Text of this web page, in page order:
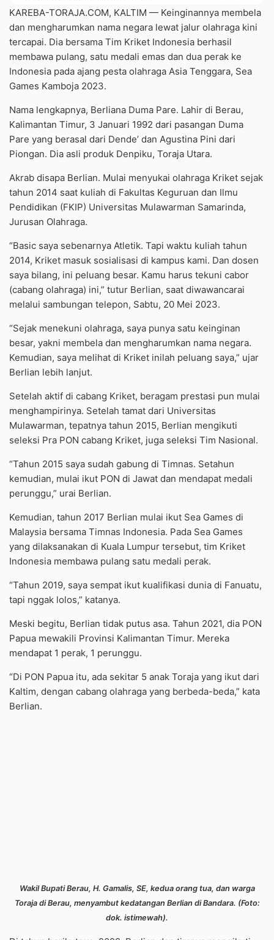
KAREBA-TORAJA.COM, KALTIM — Keinginannya membela
dan mengharumkan nama negara lewat jalur olahraga kini
tercapai. Dia bersama Tim Kriket Indonesia berhasil
membawa pulang, satu medali emas dan dua perak ke
Indonesia pada ajang pesta olahraga Asia Tenggara, Sea
Games Kamboja 2023.
Nama lengkapnya, Berliana Duma Pare. Lahir di Berau,
Kalimantan Timur, 3 Januari 1992 dari pasangan Duma
Pare yang berasal dari Dende’ dan Agustina Pini dari
Piongan. Dia asli produk Denpiku, Toraja Utara.
Akrab disapa Berlian. Mulai menyukai olahraga Kriket sejak
tahun 2014 saat kuliah di Fakultas Keguruan dan Ilmu
Pendidikan (FKIP) Universitas Mulawarman Samarinda,
Jurusan Olahraga.
“Basic saya sebenarnya Atletik. Tapi waktu kuliah tahun
2014, Kriket masuk sosialisasi di kampus kami. Dan dosen
saya bilang, ini peluang besar. Kamu harus tekuni cabor
(cabang olahraga) ini,” tutur Berlian, saat diwawancarai
melalui sambungan telepon, Sabtu, 20 Mei 2023.
“Sejak menekuni olahraga, saya punya satu keinginan
besar, yakni membela dan mengharumkan nama negara.
Kemudian, saya melihat di Kriket inilah peluang saya,” ujar
Berlian lebih lanjut.
Setelah aktif di cabang Kriket, beragam prestasi pun mulai
menghampirinya. Setelah tamat dari Universitas
Mulawarman, tepatnya tahun 2015, Berlian mengikuti
seleksi Pra PON cabang Kriket, juga seleksi Tim Nasional.
“Tahun 2015 saya sudah gabung di Timnas. Setahun
kemudian, mulai ikut PON di Jawat dan mendapat medali
perunggu,” urai Berlian.
Kemudian, tahun 2017 Berlian mulai ikut Sea Games di
Malaysia bersama Timnas Indonesia. Pada Sea Games
yang dilaksanakan di Kuala Lumpur tersebut, tim Kriket
Indonesia membawa pulang satu medali perak.
“Tahun 2019, saya sempat ikut kualifikasi dunia di Fanuatu,
tapi nggak lolos,” katanya.
Meski begitu, Berlian tidak putus asa. Tahun 2021, dia PON
Papua mewakili Provinsi Kalimantan Timur. Mereka
mendapat 1 perak, 1 perunggu.
“Di PON Papua itu, ada sekitar 5 anak Toraja yang ikut dari
Kaltim, dengan cabang olahraga yang berbeda-beda,” kata
Berlian.
Wakil Bupati Berau, H. Gamalis, SE, kedua orang tua, dan warga
Toraja di Berau, menyambut kedatangan Berlian di Bandara. (Foto:
dok. istimewah).